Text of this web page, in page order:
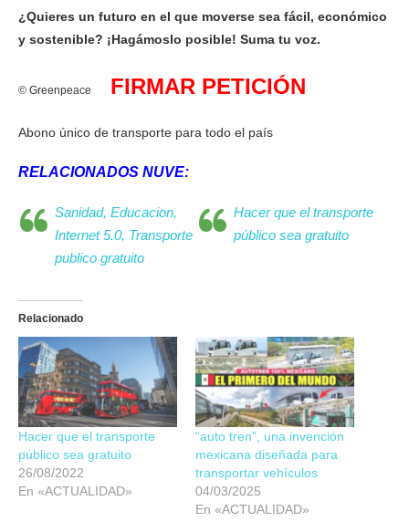
¿Quieres un futuro en el que moverse sea fácil, económico
y sostenible? ¡Hagámoslo posible! Suma tu voz.
© Greenpeace FIRMAR PETICIÓN
Abono único de transporte para todo el país
RELACIONADOS NUVE:
Sanidad, Educacion,
Internet 5.0, Transporte
publico gratuito
Hacer que el transporte
público sea gratuito
Relacionado
Hacer que el transporte
público sea gratuito
26/08/2022
En «ACTUALIDAD»
“auto tren”, una invención
mexicana diseñada para
transportar vehículos
04/03/2025
En «ACTUALIDAD»